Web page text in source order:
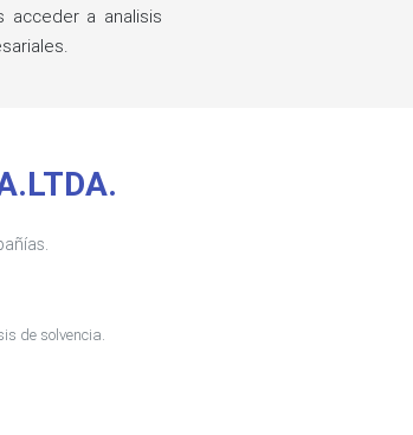
acceder a analisis
de solvencia.